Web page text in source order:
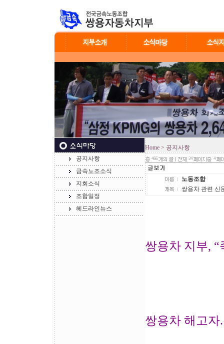
공지사항
금속노조소식
지회소식
조합일정
헤드라인뉴스
Home > 공지사항
466 24 4
노동조합
쌍용차 관련 신
쌍용차 지부,
쌍용차 해고자